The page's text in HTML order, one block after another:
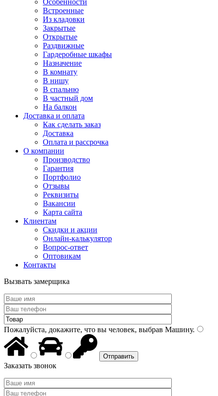
Особенности
Встроенные
Из кладовки
Закрытые
Открытые
Раздвижные
Гардеробные шкафы
Назначение
В комнату
В нишу
В спальню
В частный дом
На балкон
Доставка и оплата
Как сделать заказ
Доставка
Оплата и рассрочка
О компании
Производство
Гарантия
Портфолио
Отзывы
Реквизиты
Вакансии
Карта сайта
Клиентам
Скидки и акции
Онлайн-калькулятор
Вопрос-ответ
Оптовикам
Контакты
Вызвать замерщика
Пожалуйста, докажите, что вы человек, выбрав Машину.
Заказать звонок